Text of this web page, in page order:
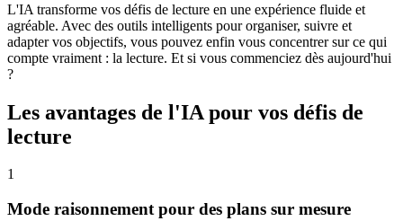
L'IA transforme vos défis de lecture en une expérience fluide et
agréable. Avec des outils intelligents pour organiser, suivre et
adapter vos objectifs, vous pouvez enfin vous concentrer sur ce qui
compte vraiment : la lecture. Et si vous commenciez dès aujourd'hui
?
Les avantages de l'IA pour vos défis de
lecture
1
Mode raisonnement pour des plans sur mesure